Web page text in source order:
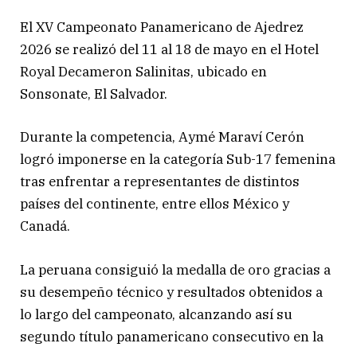
El XV Campeonato Panamericano de Ajedrez
2026 se realizó del 11 al 18 de mayo en el Hotel
Royal Decameron Salinitas, ubicado en
Sonsonate, El Salvador.
Durante la competencia, Aymé Maraví Cerón
logró imponerse en la categoría Sub-17 femenina
tras enfrentar a representantes de distintos
países del continente, entre ellos México y
Canadá.
La peruana consiguió la medalla de oro gracias a
su desempeño técnico y resultados obtenidos a
lo largo del campeonato, alcanzando así su
segundo título panamericano consecutivo en la